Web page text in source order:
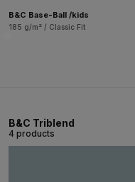
B&C Base-Ball /kids
185 g/m² / Classic Fit
B&C Triblend
4 products